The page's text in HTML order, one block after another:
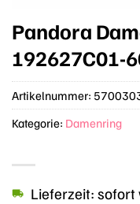
Pandora
192627C01-
Lieferzeit:
Artikelnummer:
Kategorie: Damenring